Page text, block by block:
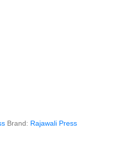
Brand: Rajawali Press